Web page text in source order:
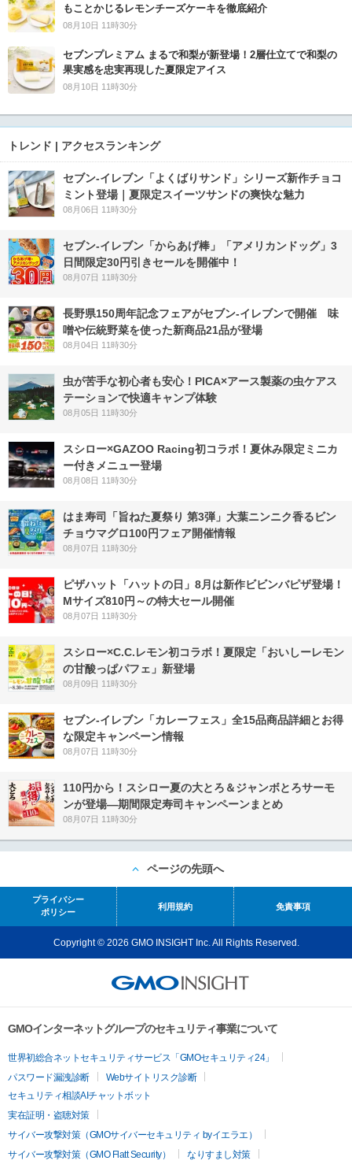
もことかじるレモンチーズケーキを徹底紹介
08月10日 11時30分
セブンプレミアム まるで和梨が新登場！2層仕立てで和梨の
果実感を忠実再現した夏限定アイス
08月10日 11時30分
トレンド | アクセスランキング
セブン‐イレブン「よくばりサンド」シリーズ新作チョコ
ミント登場｜夏限定スイーツサンドの爽快な魅力
08月06日 11時30分
セブン‐イレブン「からあげ棒」「アメリカンドッグ」3
日間限定30円引きセールを開催中！
08月07日 11時30分
長野県150周年記念フェアがセブン-イレブンで開催 味
噌や伝統野菜を使った新商品21品が登場
08月04日 11時30分
虫が苦手な初心者も安心！PICA×アース製薬の虫ケアス
テーションで快適キャンプ体験
08月05日 11時30分
スシロー×GAZOO Racing初コラボ！夏休み限定ミニカ
ー付きメニュー登場
08月08日 11時30分
はま寿司「旨ねた夏祭り 第3弾」大葉ニンニク香るビン
チョウマグロ100円フェア開催情報
08月07日 11時30分
ピザハット「ハットの日」8月は新作ビビンバピザ登場！
Mサイズ810円～の特大セール開催
08月07日 11時30分
スシロー×C.C.レモン初コラボ！夏限定「おいしーレモン
の甘酸っぱパフェ」新登場
08月09日 11時30分
セブン‐イレブン「カレーフェス」全15品商品詳細とお得
な限定キャンペーン情報
08月07日 11時30分
110円から！スシロー夏の大とろ＆ジャンボとろサーモ
ンが登場―期間限定寿司キャンペーンまとめ
08月07日 11時30分
ページの先頭へ
プライバシー
ポリシー
利用規約 免責事項
Copyright © 2026 GMO INSIGHT Inc. All Rights Reserved.
GMOインターネットグループのセキュリティ事業について
世界初総合ネットセキュリティサービス「GMOセキュリティ24」
パスワード漏洩診断
Webサイトリスク診断
セキュリティ相談AIチャットボット
実在証明・盗聴対策
サイバー攻撃対策（GMOサイバーセキュリティ byイエラエ）
サイバー攻撃対策（GMO Flatt Security）
なりすまし対策